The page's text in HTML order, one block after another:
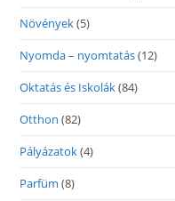
Növények(5)
Nyomda – nyomtatás(12)
Oktatás és Iskolák(84)
Otthon (82)
Pályázatok(4)
Parfüm (8)